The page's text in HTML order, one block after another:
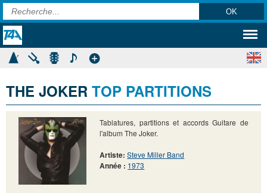
THE JOKER TOP PARTITIONS
Tablatures, partitions et accords Guitare de
l'album The Joker.
Artiste:Steve Miller Band
Année : 1973